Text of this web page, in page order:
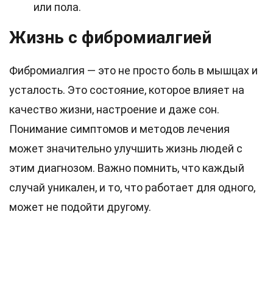
или пола.
Жизнь с фибромиалгией
Фибромиалгия — это не просто боль в мышцах и
усталость. Это состояние, которое влияет на
качество жизни, настроение и даже сон.
Понимание симптомов и методов лечения
может значительно улучшить жизнь людей с
этим диагнозом. Важно помнить, что каждый
случай уникален, и то, что работает для одного,
может не подойти другому.